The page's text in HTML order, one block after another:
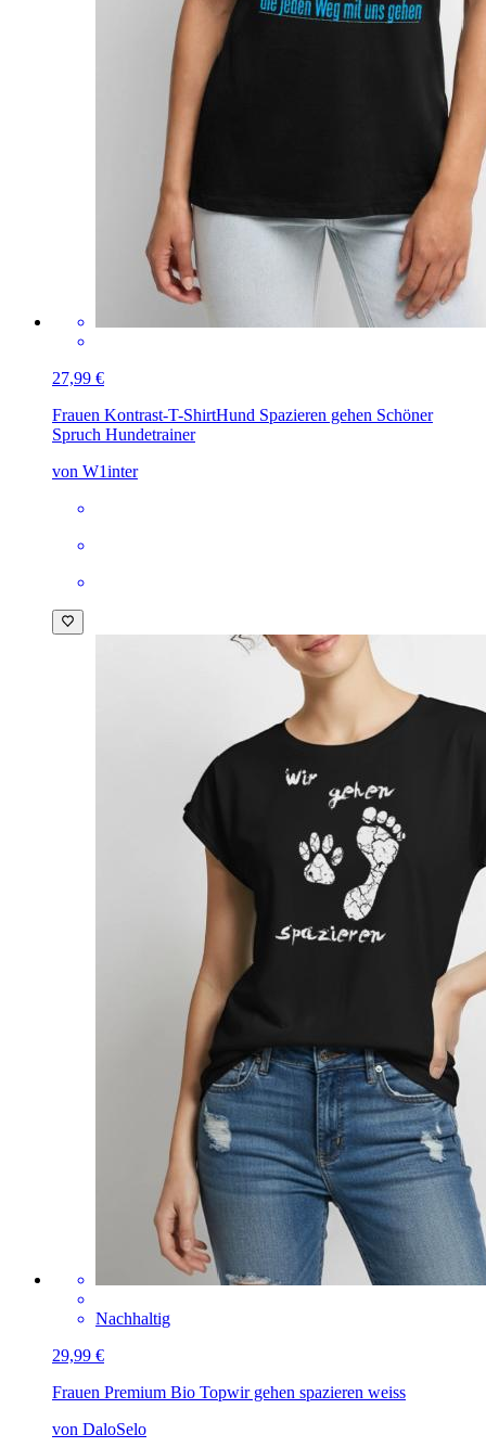
27,99 €
Frauen Kontrast-T-ShirtHund Spazieren gehen Schöner
Spruch Hundetrainer
von W1inter
Nachhaltig
29,99 €
Frauen Premium Bio Topwir gehen spazieren weiss
von DaloSelo